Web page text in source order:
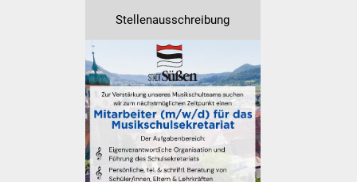
Ärzte und Apotheken
Pflege von Angehörigen
Hitzewarnung / UV-
Index
ÖPNV
Stellenausschreibung